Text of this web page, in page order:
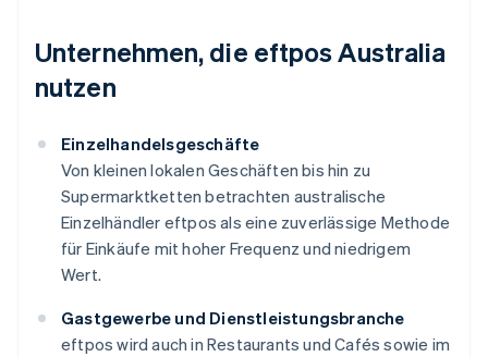
Unternehmen, die eftpos Australia
nutzen
Einzelhandelsgeschäfte
Von kleinen lokalen Geschäften bis hin zu
Supermarktketten betrachten australische
Einzelhändler eftpos als eine zuverlässige Methode
für Einkäufe mit hoher Frequenz und niedrigem
Wert.
Gastgewerbe und Dienstleistungsbranche
eftpos wird auch in Restaurants und Cafés sowie im